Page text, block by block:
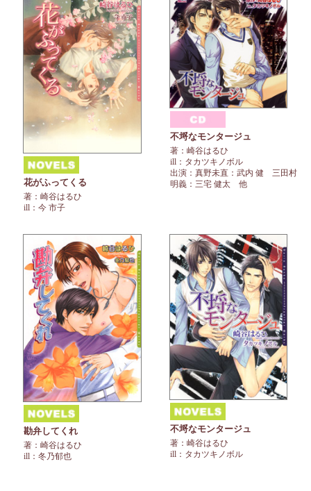
花がふってくる
著：崎谷はるひ
ill：今 市子
不埒なモンタージュ
著：崎谷はるひ
ill：タカツキノボル
出演：真野未直：武内 健 三田村
明義：三宅 健太 他
勘弁してくれ
著：崎谷はるひ
ill：冬乃郁也
不埒なモンタージュ
著：崎谷はるひ
ill：タカツキノボル